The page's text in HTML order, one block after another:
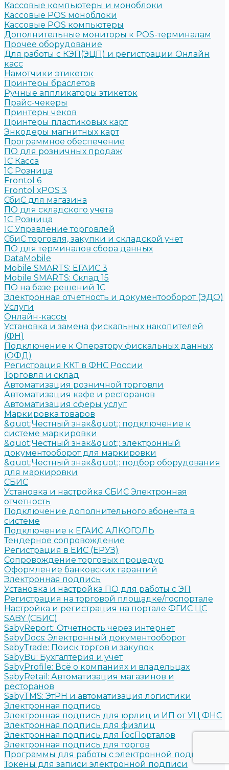
Кассовые компьютеры и моноблоки
Кассовые POS моноблоки
Кассовые POS компьютеры
Дополнительные мониторы к POS-терминалам
Прочее оборудование
Для работы с КЭП(ЭЦП) и регистрации Онлайн
касс
Намотчики этикеток
Принтеры браслетов
Ручные аппликаторы этикеток
Прайс-чекеры
Принтеры чеков
Принтеры пластиковых карт
Энкодеры магнитных карт
Программное обеспечение
ПО для розничных продаж
1C Касса
1С Розница
Frontol 6
Frontol xPOS 3
СбиС для магазина
ПО для складского учета
1C Розница
1С Управление торговлей
СбиС торговля, закупки и складской учет
ПО для терминалов сбора данных
DataMobile
Mobile SMARTS: ЕГАИС 3
Mobile SMARTS: Склад 15
ПО на базе решений 1С
Электронная отчетность и документооборот (ЭДО)
Услуги
Онлайн-кассы
Установка и замена фискальных накопителей
(ФН)
Подключение к Оператору фискальных данных
(ОФД)
Регистрация ККТ в ФНС России
Торговля и склад
Автоматизация розничной торговли
Автоматизация кафе и ресторанов
Автоматизация сферы услуг
Маркировка товаров
&quot;Честный знак&quot;: подключение к
системе маркировки
&quot;Честный знак&quot;: электронный
документооборот для маркировки
&quot;Честный знак&quot;: подбор оборудования
для маркировки
СБИС
Установка и настройка СБИС Электронная
отчетность
Подключение дополнительного абонента в
системе
Подключение к ЕГАИС АЛКОГОЛЬ
Тендерное сопровождение
Регистрация в ЕИС (ЕРУЗ)
Сопровождение торговых процедур
Оформление банковских гарантий
Электронная подпись
Установка и настройка ПО для работы с ЭП
Регистрация на торговой площадке/госпортале
Настройка и регистрация на портале ФГИС ЦС
SABY (СБИС)
SabyReport: Отчетность через интернет
SabyDocs: Электронный документооборот
SabyTrade: Поиск торгов и закупок
SabyBu: Бухгалтерия и учет
SabyProfile: Всё о компаниях и владельцах
SabyRetail: Автоматизация магазинов и
ресторанов
SabyTMS: ЭтРН и автоматизация логистики
Электронная подпись
Электронная подпись для юрлиц и ИП от УЦ ФНС
Электронная подпись для физлиц
Электронная подпись для ГосПорталов
Электронная подпись для торгов
Программы для работы с электронной подписью
Токены для записи электронной подписи